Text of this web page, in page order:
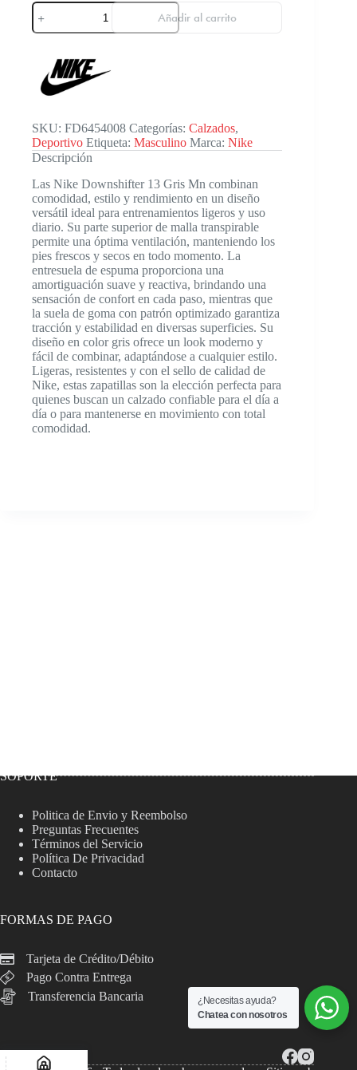
Nike
Downshifter
13
cantidad
Añadir al carrito
SKU: FD6454008 Categorías: Calzados,
Deportivo Etiqueta: Masculino Marca: Nike
Descripción
Las Nike Downshifter 13 Gris Mn combinan
comodidad, estilo y rendimiento en un diseño
versátil ideal para entrenamientos ligeros y uso
diario. Su parte superior de malla transpirable
permite una óptima ventilación, manteniendo los
pies frescos y secos en todo momento. La
entresuela de espuma proporciona una
amortiguación suave y reactiva, brindando una
sensación de confort en cada paso, mientras que
la suela de goma con patrón optimizado garantiza
tracción y estabilidad en diversas superficies. Su
diseño en color gris ofrece un look moderno y
fácil de combinar, adaptándose a cualquier estilo.
Ligeras, resistentes y con el sello de calidad de
Nike, estas zapatillas son la elección perfecta para
quienes buscan un calzado confiable para el día a
día o para mantenerse en movimiento con total
comodidad.
SOPORTE
Politica de Envio y Reembolso
Preguntas Frecuentes
Términos del Servicio
Política De Privacidad
Contacto
FORMAS DE PAGO
Tarjeta de Crédito/Débito
Pago Contra Entrega
Transferencia Bancaria
¿Necesitas ayuda?
Chatea con nosotros